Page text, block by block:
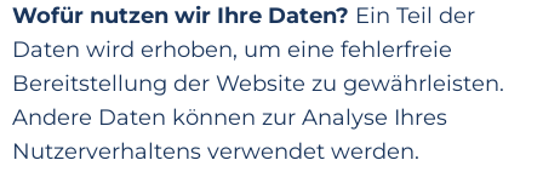
Wofür nutzen wir Ihre Daten? Ein Teil der
Daten wird erhoben, um eine fehlerfreie
Bereitstellung der Website zu gewährleisten.
Andere Daten können zur Analyse Ihres
Nutzerverhaltens verwendet werden.